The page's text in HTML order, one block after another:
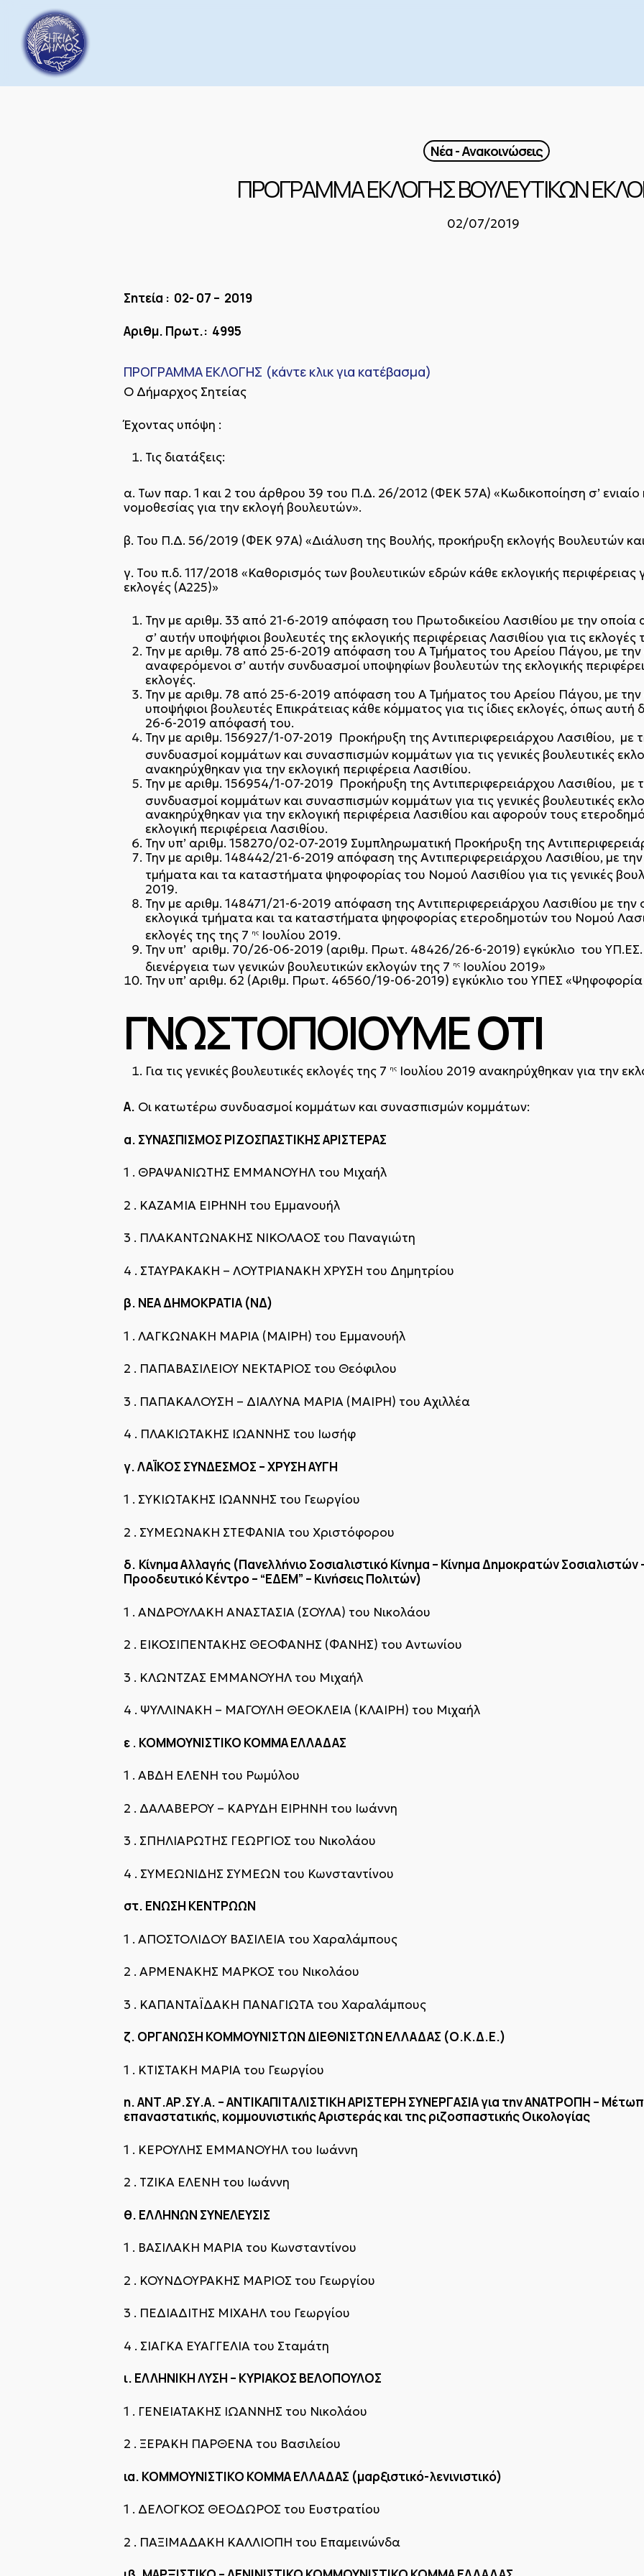
main
content
Νέα - Ανακοινώσεις
ΠΡΟΓΡΑΜΜΑ ΕΚΛΟΓΗΣ ΒΟΥΛΕΥΤΙΚΩΝ
02/07/2019
Σητεία : 02- 07 – 2019
Αριθμ. Πρωτ.: 4995
ΠΡΟΓΡΑΜΜΑ ΕΚΛΟΓΗΣ (κάντε κλικ για κατέβασμα)
Ο Δήμαρχος Σητείας
Έχοντας υπόψη :
Τις διατάξεις:
α. Των παρ. 1 και 2 του άρθρου 39 του Π.Δ. 26/2012 (ΦΕΚ 57Α΄) «Κωδικοποίηση σ’ ενιαίο
νομοθεσίας για την εκλογή βουλευτών».
β. Του Π.Δ. 56/2019 (ΦΕΚ 97Α΄) «Διάλυση της Βουλής, προκήρυξη εκλογής Βουλευτών
γ. Του π.δ. 117/2018 «Καθορισμός των βουλευτικών εδρών κάθε εκλογικής περιφέρειας
εκλογές (Α΄225)»
Την με αριθμ. 33 από 21-6-2019 απόφαση του Πρωτοδικείου Λασιθίου με την
σ’ αυτήν υποψήφιοι βουλευτές της εκλογικής περιφέρειας Λασιθίου για τις εκλογές
Την με αριθμ. 78 από 25-6-2019 απόφαση του Α΄ Τμήματος του Αρείου Πάγου, με
αναφερόμενοι σ’ αυτήν συνδυασμοί υποψηφίων βουλευτών της εκλογικής
εκλογές.
Την με αριθμ. 78 από 25-6-2019 απόφαση του Α΄ Τμήματος του Αρείου Πάγου, με
υποψήφιοι βουλευτές Επικράτειας κάθε κόμματος για τις ίδιες εκλογές, όπως
26-6-2019 απόφασή του.
Την με αριθμ. 156927/1-07-2019 Προκήρυξη της Αντιπεριφερειάρχου Λασιθίου, με
συνδυασμοί κομμάτων και συνασπισμών κομμάτων για τις γενικές βουλευτικές
ανακηρύχθηκαν για την εκλογική περιφέρεια Λασιθίου.
Την με αριθμ. 156954/1-07-2019 Προκήρυξη της Αντιπεριφερειάρχου Λασιθίου, με
συνδυασμοί κομμάτων και συνασπισμών κομμάτων για τις γενικές βουλευτικές
ανακηρύχθηκαν για την εκλογική περιφέρεια Λασιθίου και αφορούν τους
εκλογική περιφέρεια Λασιθίου.
Την υπ’ αριθμ. 158270/02-07-2019 Συμπληρωματική Προκήρυξη της
Την με αριθμ. 148442/21-6-2019 απόφαση της Αντιπεριφερειάρχου Λασιθίου, με
τμήματα και τα καταστήματα ψηφοφορίας του Νομού Λασιθίου για τις γενικές
2019.
Την με αριθμ. 148471/21-6-2019 απόφαση της Αντιπεριφερειάρχου Λασιθίου με την
εκλογικά τμήματα και τα καταστήματα ψηφοφορίας ετεροδημοτών του Νομού
εκλογές της της 7 ης Ιουλίου 2019.
Την υπ’ αριθμ. 70/26-06-2019 (αριθμ. Πρωτ. 48426/26-6-2019) εγκύκλιο του ΥΠ.ΕΣ.
διενέργεια των γενικών βουλευτικών εκλογών της 7 ης Ιουλίου 2019»
Την υπ’ αριθμ. 62 (Αριθμ. Πρωτ. 46560/19-06-2019) εγκύκλιο του ΥΠΕΣ
ΓΝΩΣΤΟΠΟΙΟΥΜΕΟΤΙ
Για τις γενικές βουλευτικές εκλογές της 7 ης Ιουλίου 2019 ανακηρύχθηκαν για την
Α. Οι κατωτέρω συνδυασμοί κομμάτων και συνασπισμών κομμάτων:
α. ΣΥΝΑΣΠΙΣΜΟΣ ΡΙΖΟΣΠΑΣΤΙΚΗΣ ΑΡΙΣΤΕΡΑΣ
1 . ΘΡΑΨΑΝΙΩΤΗΣ ΕΜΜΑΝΟΥΗΛ του Μιχαήλ
2 . ΚΑΖΑΜΙΑ ΕΙΡΗΝΗ του Εμμανουήλ
3 . ΠΛΑΚΑΝΤΩΝΑΚΗΣ ΝΙΚΟΛΑΟΣ του Παναγιώτη
4 . ΣΤΑΥΡΑΚΑΚΗ – ΛΟΥΤΡΙΑΝΑΚΗ ΧΡΥΣΗ του Δημητρίου
β. ΝΕΑ ΔΗΜΟΚΡΑΤΙΑ (ΝΔ)
1 . ΛΑΓΚΩΝΑΚΗ ΜΑΡΙΑ (ΜΑΙΡΗ) του Εμμανουήλ
2 . ΠΑΠΑΒΑΣΙΛΕΙΟΥ ΝΕΚΤΑΡΙΟΣ του Θεόφιλου
3 . ΠΑΠΑΚΑΛΟΥΣΗ – ΔΙΑΛΥΝΑ ΜΑΡΙΑ (ΜΑΙΡΗ) του Αχιλλέα
4 . ΠΛΑΚΙΩΤΑΚΗΣ ΙΩΑΝΝΗΣ του Ιωσήφ
γ. ΛΑΪΚΟΣ ΣΥΝΔΕΣΜΟΣ – ΧΡΥΣΗ ΑΥΓΗ
1 . ΣΥΚΙΩΤΑΚΗΣ ΙΩΑΝΝΗΣ του Γεωργίου
2 . ΣΥΜΕΩΝΑΚΗ ΣΤΕΦΑΝΙΑ του Χριστόφορου
δ. Κίνημα Αλλαγής (Πανελλήνιο Σοσιαλιστικό Κίνημα – Κίνημα Δημοκρατών Σοσιαλιστών
Προοδευτικό Κέντρο – “ΕΔΕΜ” – Κινήσεις Πολιτών)
1 . ΑΝΔΡΟΥΛΑΚΗ ΑΝΑΣΤΑΣΙΑ (ΣΟΥΛΑ) του Νικολάου
2 . ΕΙΚΟΣΙΠΕΝΤΑΚΗΣ ΘΕΟΦΑΝΗΣ (ΦΑΝΗΣ) του Αντωνίου
3 . ΚΛΩΝΤΖΑΣ ΕΜΜΑΝΟΥΗΛ του Μιχαήλ
4 . ΨΥΛΛΙΝΑΚΗ – ΜΑΓΟΥΛΗ ΘΕΟΚΛΕΙΑ (ΚΛΑΙΡΗ) του Μιχαήλ
ε . ΚΟΜΜΟΥΝΙΣΤΙΚΟ ΚΟΜΜΑ ΕΛΛΑΔΑΣ
1 . ΑΒΔΗ ΕΛΕΝΗ του Ρωμύλου
2 . ΔΑΛΑΒΕΡΟΥ – ΚΑΡΥΔΗ ΕΙΡΗΝΗ του Ιωάννη
3 . ΣΠΗΛΙΑΡΩΤΗΣ ΓΕΩΡΓΙΟΣ του Νικολάου
4 . ΣΥΜΕΩΝΙΔΗΣ ΣΥΜΕΩΝ του Κωνσταντίνου
στ. ΕΝΩΣΗ ΚΕΝΤΡΩΩΝ
1 . ΑΠΟΣΤΟΛΙΔΟΥ ΒΑΣΙΛΕΙΑ του Χαραλάμπους
2 . ΑΡΜΕΝΑΚΗΣ ΜΑΡΚΟΣ του Νικολάου
3 . ΚΑΠΑΝΤΑΪΔΑΚΗ ΠΑΝΑΓΙΩΤΑ του Χαραλάμπους
ζ. ΟΡΓΑΝΩΣΗ ΚΟΜΜΟΥΝΙΣΤΩΝ ΔΙΕΘΝΙΣΤΩΝ ΕΛΛΑΔΑΣ (Ο.Κ.Δ.Ε.)
1 . ΚΤΙΣΤΑΚΗ ΜΑΡΙΑ του Γεωργίου
η. ΑΝΤ.ΑΡ.ΣΥ.Α. – ΑΝΤΙΚΑΠΙΤΑΛΙΣΤΙΚΗ ΑΡΙΣΤΕΡΗ ΣΥΝΕΡΓΑΣΙΑ για την ΑΝΑΤΡΟΠΗ –
επαναστατικής, κομμουνιστικής Αριστεράς και της ριζοσπαστικής Οικολογίας
1 . ΚΕΡΟΥΛΗΣ ΕΜΜΑΝΟΥΗΛ του Ιωάννη
2 . ΤΖΙΚΑ ΕΛΕΝΗ του Ιωάννη
θ. ΕΛΛΗΝΩΝ ΣΥΝΕΛΕΥΣΙΣ
1 . ΒΑΣΙΛΑΚΗ ΜΑΡΙΑ του Κωνσταντίνου
2 . ΚΟΥΝΔΟΥΡΑΚΗΣ ΜΑΡΙΟΣ του Γεωργίου
3 . ΠΕΔΙΑΔΙΤΗΣ ΜΙΧΑΗΛ του Γεωργίου
4 . ΣΙΑΓΚΑ ΕΥΑΓΓΕΛΙΑ του Σταμάτη
ι. ΕΛΛΗΝΙΚΗ ΛΥΣΗ – ΚΥΡΙΑΚΟΣ ΒΕΛΟΠΟΥΛΟΣ
1 . ΓΕΝΕΙΑΤΑΚΗΣ ΙΩΑΝΝΗΣ του Νικολάου
2 . ΞΕΡΑΚΗ ΠΑΡΘΕΝΑ του Βασιλείου
ια. ΚΟΜΜΟΥΝΙΣΤΙΚΟ ΚΟΜΜΑ ΕΛΛΑΔΑΣ (μαρξιστικό-λενινιστικό)
1 . ΔΕΛΟΓΚΟΣ ΘΕΟΔΩΡΟΣ του Ευστρατίου
2 . ΠΑΞΙΜΑΔΑΚΗ ΚΑΛΛΙΟΠΗ του Επαμεινώνδα